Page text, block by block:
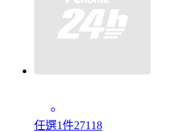
任選1件27118